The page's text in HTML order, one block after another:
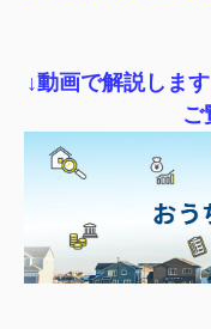
↓動画で解説しま
ご